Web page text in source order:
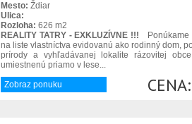
Mesto: Ždiar
Ulica:
Rozloha: 626 m2
REALITY TATRY - EXKLUZÍVNE !!!
Ponúkame
na liste vlastníctva evidovanú ako rodinný dom,
prírody a vyhľadávanej lokalite rázovitej
umiestnenú priamo v lese...
CENA:
Zobraz ponuku